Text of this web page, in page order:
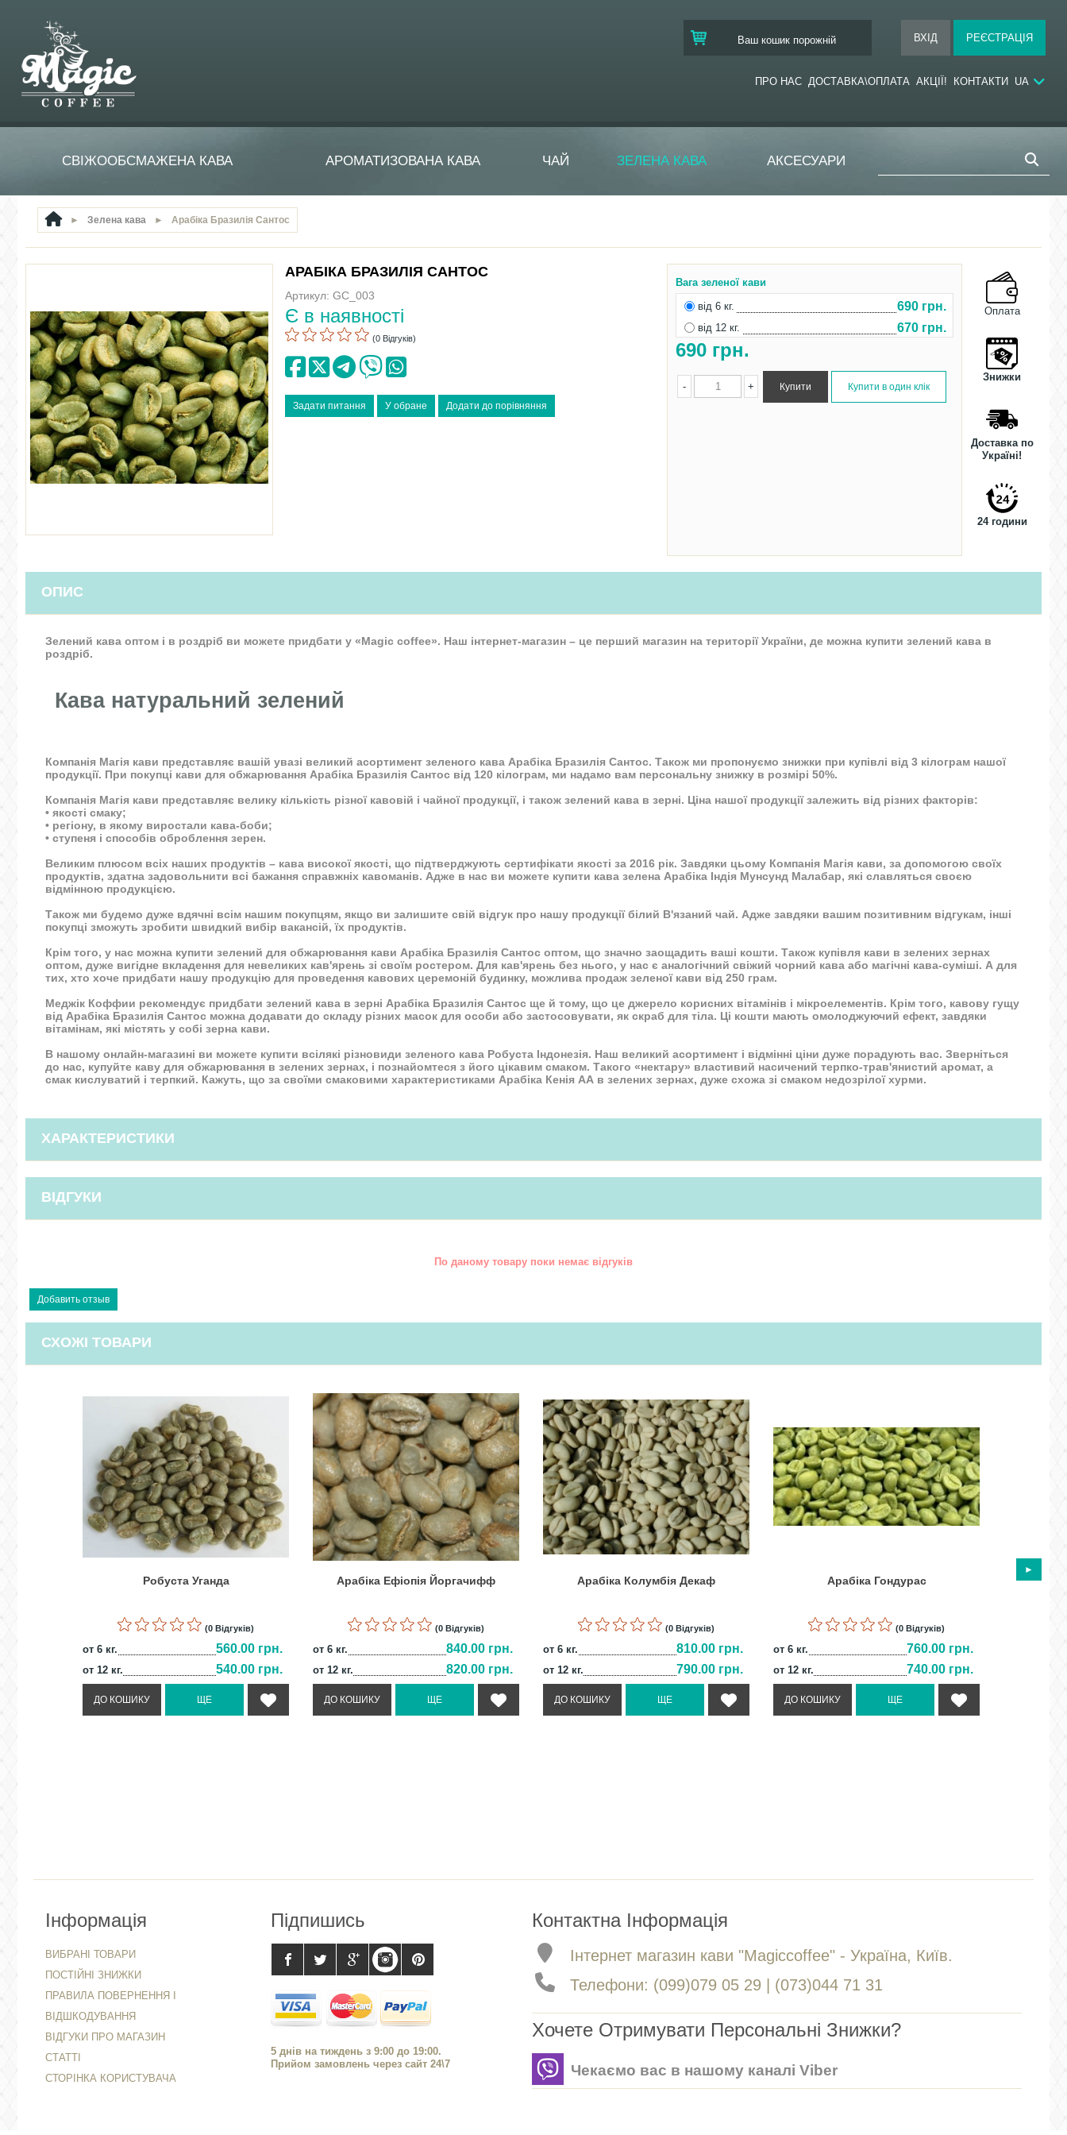
Ваш кошик порожній
ПРО НАС ДОСТАВКА\ОПЛАТА АКЦІЇ! КОНТАКТИ UA
СВІЖООБСМАЖЕНА КАВА АРОМАТИЗОВАНА КАВА ЧАЙ ЗЕЛЕНА КАВА АКСЕСУАРИ
► Зелена кава ► Арабіка Бразилія Сантос
АРАБІКА БРАЗИЛІЯ САНТОС
Артикул: GC_003
Є в наявності
(0 Відгуків)
Вага зеленої кави
від 6 кг.
690 грн.
від 12 кг. 670 грн.
690 грн.
+
-
Оплата
Знижки
Доставка по
Україні!
24 години
ОПИС
Зелений кава оптом і в роздріб ви можете придбати у «Magic coffee». Наш інтернет-магазин – це перший магазин на території України, де можна купити зелений кава в
роздріб.
Кава натуральний зелений
Компанія Магія кави представляє вашій увазі великий асортимент зеленого кава Арабіка Бразилія Сантос. Також ми пропонуємо знижки при купівлі від 3 кілограм нашої
продукції. При покупці кави для обжарювання Арабіка Бразилія Сантос від 120 кілограм, ми надамо вам персональну знижку в розмірі 50%.
Компанія Магія кави представляє велику кількість різної кавовій і чайної продукції, і також зелений кава в зерні. Ціна нашої продукції залежить від різних факторів:
• якості смаку;
• регіону, в якому виростали кава-боби;
• ступеня і способів оброблення зерен.
Великим плюсом всіх наших продуктів – кава високої якості, що підтверджують сертифікати якості за 2016 рік. Завдяки цьому Компанія Магія кави, за допомогою своїх
продуктів, здатна задовольнити всі бажання справжніх кавоманів. Адже в нас ви можете купити кава зелена Арабіка Індія Мунсунд Малабар, які славляться своєю
відмінною продукцією.
Також ми будемо дуже вдячні всім нашим покупцям, якщо ви залишите свій відгук про нашу продукції білий В'язаний чай. Адже завдяки вашим позитивним відгукам, інші
покупці зможуть зробити швидкий вибір вакансій, їх продуктів.
Крім того, у нас можна купити зелений для обжарювання кави Арабіка Бразилія Сантос оптом, що значно заощадить ваші кошти. Також купівля кави в зелених зернах
оптом, дуже вигідне вкладення для невеликих кав'ярень зі своїм ростером. Для кав'ярень без нього, у нас є аналогічний свіжий чорний кава або магічні кава-суміші. А для
тих, хто хоче придбати нашу продукцію для проведення кавових церемоній будинку, можлива продаж зеленої кави від 250 грам.
Меджік Коффии рекомендує придбати зелений кава в зерні Арабіка Бразилія Сантос ще й тому, що це джерело корисних вітамінів і мікроелементів. Крім того, кавову гущу
від Арабіка Бразилія Сантос можна додавати до складу різних масок для особи або застосовувати, як скраб для тіла. Ці кошти мають омолоджуючий ефект, завдяки
вітамінам, які містять у собі зерна кави.
В нашому онлайн-магазині ви можете купити всілякі різновиди зеленого кава Робуста Індонезія. Наш великий асортимент і відмінні ціни дуже порадують вас. Зверніться
до нас, купуйте каву для обжарювання в зелених зернах, і познайомтеся з його цікавим смаком. Такого «нектару» властивий насичений терпко-трав'янистий аромат, а
смак кислуватий і терпкий. Кажуть, що за своїми смаковими характеристиками Арабіка Кенія АА в зелених зернах, дуже схожа зі смаком недозрілої хурми.
ХАРАКТЕРИСТИКИ
ВІДГУКИ
По даному товару поки немає відгуків
СХОЖІ ТОВАРИ
Робуста Уганда
(0 Відгуків)
от 6 кг. 560.00 грн.
от 12 кг. 540.00 грн.
Арабіка Ефіопія Йоргачифф
(0 Відгуків)
от 6 кг. 840.00 грн.
от 12 кг. 820.00 грн.
Арабіка Колумбія Декаф
(0 Відгуків)
от 6 кг. 810.00 грн.
от 12 кг. 790.00 грн.
Арабіка Гондурас
(0 Відгуків)
от 6 кг. 760.00 грн.
от 12 кг. 740.00 грн.
Інформація
ВИБРАНІ ТОВАРИ
ПОСТІЙНІ ЗНИЖКИ
ПРАВИЛА ПОВЕРНЕННЯ І
ВІДШКОДУВАННЯ
ВІДГУКИ ПРО МАГАЗИН
СТАТТІ
СТОРІНКА КОРИСТУВАЧА
Підпишись
5 днів на тиждень з 9:00 до 19:00.
Прийом замовлень через сайт 24\7
Контактна Інформація
Інтернет магазин кави "Magiccoffee" - Україна, Київ.
Телефони: (099)079 05 29 | (073)044 71 31
Хочете Отримувати Персональні Знижки?
Чекаємо вас в нашому каналі Viber